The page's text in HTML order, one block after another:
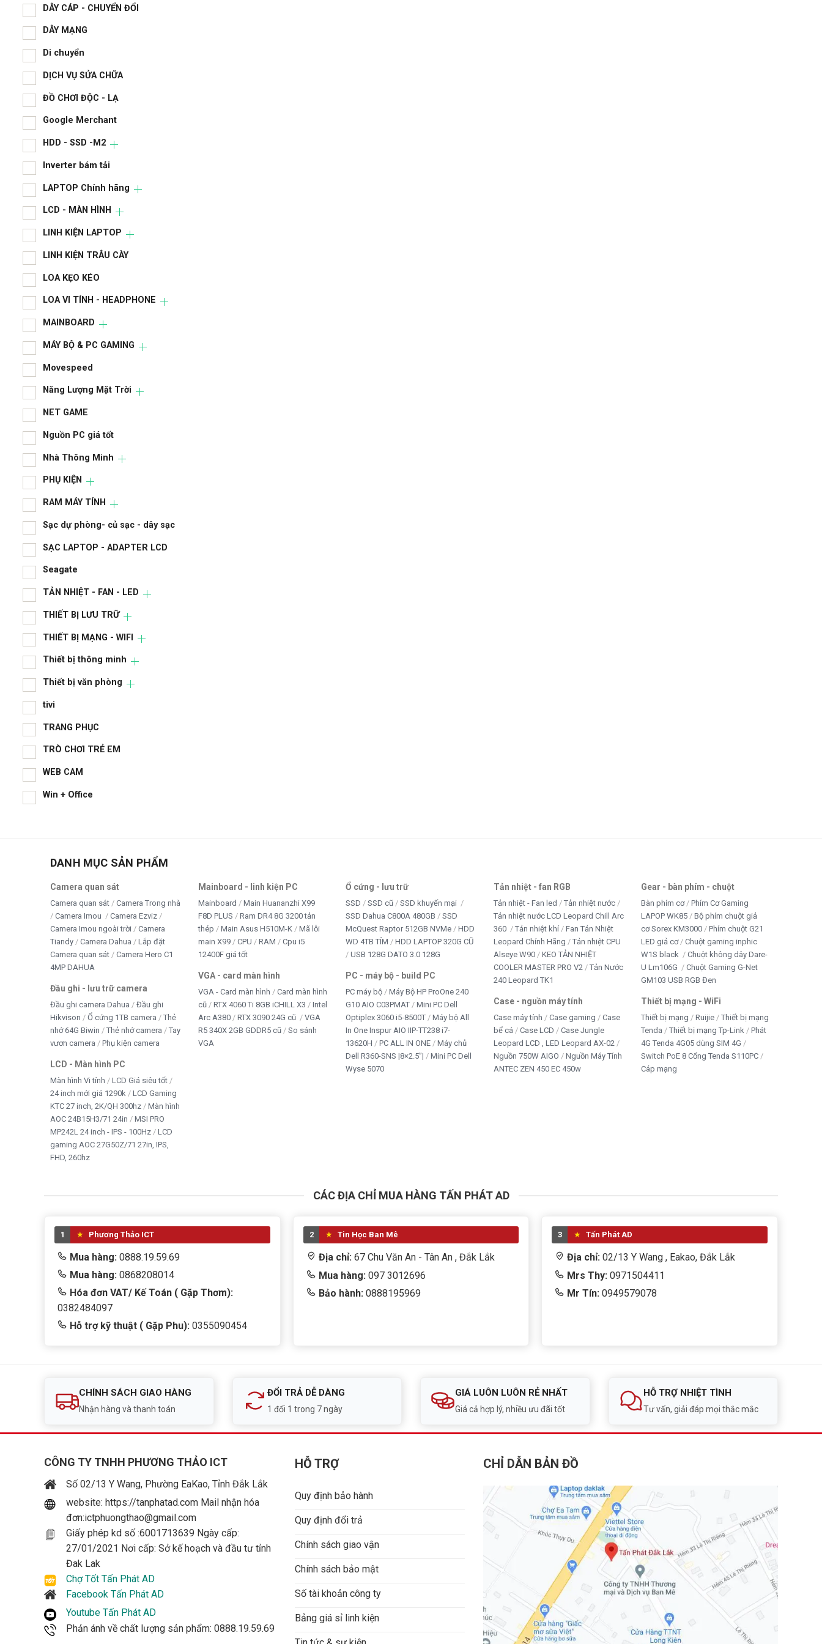
DÂY CÁP - CHUYỂN ĐỔI
DÂY MẠNG
Di chuyển
DỊCH VỤ SỬA CHỮA
ĐỒ CHƠI ĐỘC - LẠ
Google Merchant
HDD - SSD -M2
Inverter bám tải
LAPTOP Chính hãng
LCD - MÀN HÌNH
LINH KIỆN LAPTOP
LINH KIỆN TRÂU CÀY
LOA KẸO KÉO
LOA VI TÍNH - HEADPHONE
MAINBOARD
MÁY BỘ & PC GAMING
Movespeed
Năng Lượng Mặt Trời
NET GAME
Nguồn PC giá tốt
Nhà Thông Minh
PHỤ KIỆN
RAM MÁY TÍNH
Sạc dự phòng- củ sạc - dây sạc
SẠC LAPTOP - ADAPTER LCD
Seagate
TẢN NHIỆT - FAN - LED
THIẾT BỊ LƯU TRỮ
THIẾT BỊ MẠNG - WIFI
Thiết bị thông minh
Thiết bị văn phòng
tivi
TRANG PHỤC
TRÒ CHƠI TRẺ EM
WEB CAM
Win + Office
TRÒ CHƠI TRẺ EM
WEB CAM
DANH MỤC SẢN PHẨM
Camera quan sát
Camera quan sát
Camera Trong nhà
Camera Imou
Camera Ezviz
Camera Imou ngoài trời
Camera
Tiandy
Camera Dahua
Lắp đặt
Camera quan sát
Camera Hero C1
4MP DAHUA
Đầu ghi - lưu trữ camera
Đầu ghi camera Dahua
Đầu ghi
Hikvison
Ổ cứng 1TB camera
Thẻ
nhớ 64G Biwin
Thẻ nhớ camera
Tay
vươn camera
Phụ kiện camera
LCD - Màn hình PC
Màn hình Vi tính
LCD Giá siêu tốt
24 inch mới giá 1290k
LCD Gaming
KTC 27 inch, 2K/QH 300hz
Màn hình
AOC 24B15H3/71 24in
MSI PRO
MP242L 24 inch - IPS - 100Hz
LCD
gaming AOC 27G50Z/71 27in, IPS,
FHD, 260hz
Mainboard - linh kiện PC
Mainboard
Main Huananzhi X99
F8D PLUS
Ram DR4 8G 3200 tản
thép
Main Asus H510M-K
Mã lỗi
main X99
CPU RAM
Cpu i5
12400F giá tốt
VGA - card màn hình
VGA - Card màn hình
Card màn hình
cũ
RTX 4060 Ti 8GB iCHILL X3
Intel
Arc A380
RTX 3090 24G cũ
VGA
R5 340X 2GB GDDR5 cũ
So sánh
VGA
Ổ cứng - lưu trữ
SSD SSD cũ
SSD khuyến mại
SSD Dahua C800A 480GB
SSD
McQuest Raptor 512GB NVMe
HDD
WD 4TB TÍM
HDD LAPTOP 320G CŨ
USB 128G DATO 3.0 128G
PC - máy bộ - build PC
PC máy bộ
Máy Bộ HP ProOne 240
G10 AIO C03PMAT
Mini PC Dell
Optiplex 3060 i5-8500T
Máy bộ All
In One Inspur AIO IIP-TT238 i7-
13620H
PC ALL IN ONE
Máy chủ
Dell R360-SNS |8×2.5”|
Mini PC Dell
Wyse 5070
Tản nhiệt - fan RGB
Tản nhiệt - Fan led
Tản nhiệt nước
Tản nhiệt nước LCD Leopard Chill Arc
360
Tản nhiệt khí
Fan Tản Nhiệt
Leopard Chính Hãng
Tản nhiệt CPU
Alseye W90
KEO TẢN NHIỆT
COOLER MASTER PRO V2
Tản Nước
240 Leopard TK1
Case - nguồn máy tính
Case máy tính Case gaming
Case
bể cá
Case LCD
Case Jungle
Leopard LCD , LED Leopard AX-02
Nguồn 750W AIGO
Nguồn Máy Tính
ANTEC ZEN 450 EC 450w
Gear - bàn phím - chuột
Bàn phím cơ
Phím Cơ Gaming
LAPOP WK85
Bộ phím chuột giả
cơ Sorex KM3000
Phím chuột G21
LED giả cơ
Chuột gaming inphic
W1S black
Chuột không dây Dare-
U Lm106G
Chuột Gaming G-Net
GM103 USB RGB Đen
Thiết bị mạng - WiFi
Thiết bị mạng Ruijie
Thiết bị mạng
Tenda
Thiết bị mạng Tp-Link
Phát
4G Tenda 4G05 dùng SIM 4G
Switch PoE 8 Cổng Tenda S110PC
Cáp mạng
CÁC ĐỊA CHỈ MUA HÀNG TẤN PHÁT AD
1 Phương Thảo ICT
Mua hàng: 0888.19.59.69
Mua hàng: 0868208014
Hóa đơn VAT/ Kế Toán ( Gặp Thơm):
0382484097
Hỗ trợ kỹ thuật ( Gặp Phu): 0355090454
2 Tin Học Ban Mê
Địa chỉ: 67 Chu Văn An - Tân An , Đắk Lắk
Mua hàng: 097 3012696
Bảo hành: 0888195969
3 Tấn Phát AD
Địa chỉ:02/13 Y Wang , Eakao, Đắk Lắk
Mrs Thy: 0971504411
Mr Tín: 0949579078
CHÍNH SÁCH GIAO HÀNG
Nhận hàng và thanh toán
ĐỔI TRẢ DỄ DÀNG
1 đổi 1 trong 7 ngày
GIÁ LUÔN LUÔN RẺ NHẤT
Giá cả hợp lý, nhiều ưu đãi tốt
HỖ TRỢ NHIỆT TÌNH
Tư vấn, giải đáp mọi thắc mắc
CÔNG TY TNHH PHƯƠNG THẢO ICT
Số 02/13 Y Wang, Phường EaKao, Tỉnh Đắk Lắk
website: https://tanphatad.com Mail nhận hóa
đơn:ictphuongthao@gmail.com
Giấy phép kd số :6001713639 Ngày cấp:
27/01/2021 Nơi cấp: Sở kế hoạch và đầu tư tỉnh
Đak Lak
Chợ Tốt Tấn Phát AD
Facebook Tấn Phát AD
Youtube Tấn Phát AD
Phản ánh về chất lượng sản phẩm: 0888.19.59.69
HỖ TRỢ
Quy định bảo hành
Quy định đổi trả
Chính sách giao vận
Chính sách bảo mật
Số tài khoản công ty
Bảng giá sỉ linh kiện
CHỈ DẪN BẢN ĐỒ